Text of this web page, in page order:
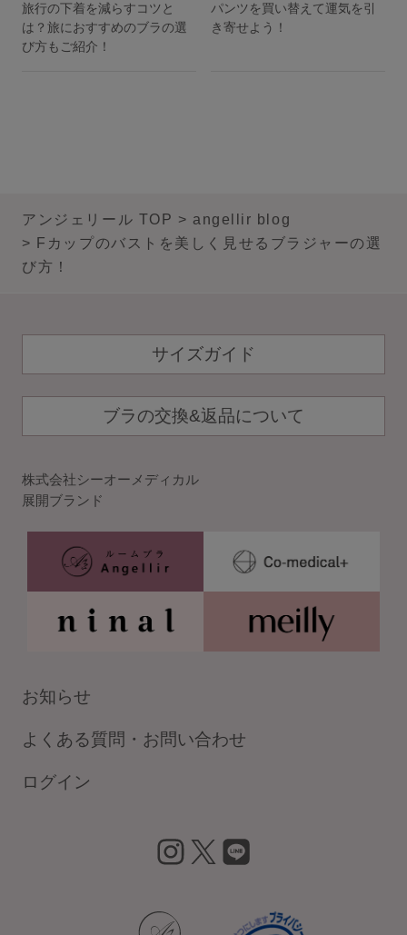
旅行の下着を減らすコツと
は？旅におすすめのブラの選
び方もご紹介！
パンツを買い替えて運気を引
き寄せよう！
アンジェリール TOP
angellir blog
Fカップのバストを美しく見せるブラジャーの選
び方！
サイズガイド
ブラの交換&返品について
株式会社シーオーメディカル
展開ブランド
お知らせ
よくある質問・お問い合わせ
ログイン
m